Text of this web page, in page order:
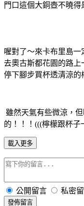
門口這個大銅壺不曉
喔對了～來卡布里島一
去奧古斯都花園的路
停下腳步買杯透清涼的
雖然天氣有些微涼，
的！！！(((檸檬跟杯子
載入更多
公開留言 私密
發佈留言